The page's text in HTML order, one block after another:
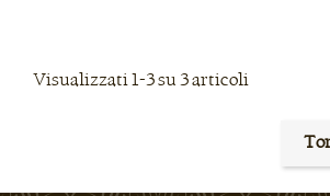
Visualizzati 1-3 su 3 articoli